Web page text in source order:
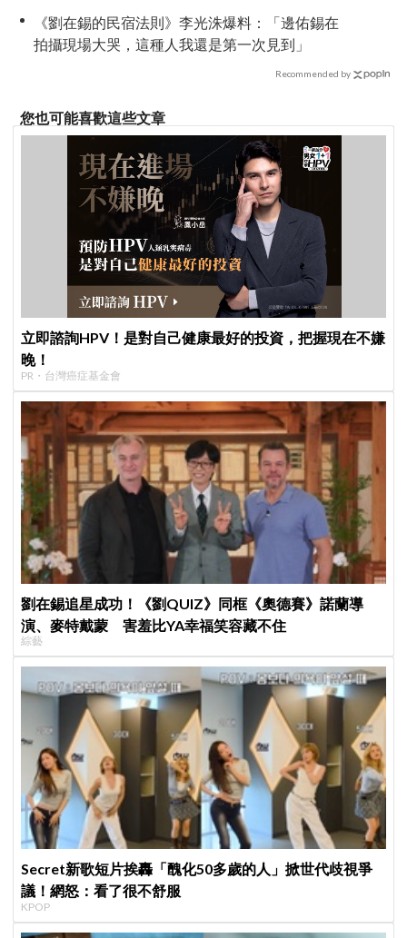
《劉在錫的民宿法則》李光洙爆料：「邊佑錫在
拍攝現場大哭，這種人我還是第一次見到」
Recommended by
您也可能喜歡這些文章
立即諮詢HPV！是對自己健康最好的投資，把握現在不嫌
晚！
PR・台灣癌症基金會
劉在錫追星成功！《劉QUIZ》同框《奧德賽》諾蘭導
演、麥特戴蒙 害羞比YA幸福笑容藏不住
綜藝
Secret新歌短片挨轟「醜化50多歲的人」掀世代歧視爭
議！網怒：看了很不舒服
KPOP